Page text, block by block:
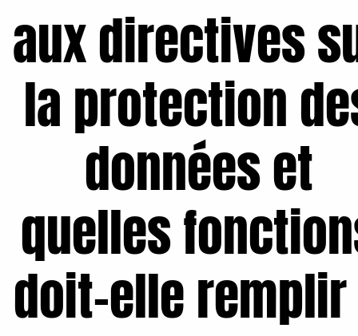
aux directives
la protection
données et
quelles
doit-elle